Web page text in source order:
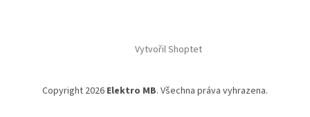
Vytvořil Shoptet
Copyright 2026 Elektro MB. Všechna práva vyhrazena.